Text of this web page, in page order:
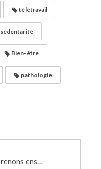
télétravail
sédentarité
Bien-être
pathologie